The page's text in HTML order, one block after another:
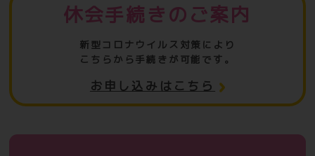
休会手続きのご案内
新型コロナウイルス対策により
こちらから手続きが可能です。
お申し込みはこちら